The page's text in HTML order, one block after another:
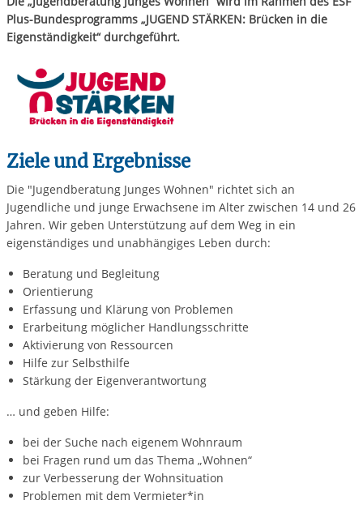
Plus-Bundesprogramms „JUGEND STÄRKEN: Brücken in die
Eigenständigkeit“ durchgeführt.
Ziele und Ergebnisse
Die "Jugendberatung Junges Wohnen" richtet sich an
Jugendliche und junge Erwachsene im Alter zwischen 14 und 26
Jahren. Wir geben Unterstützung auf dem Weg in ein
eigenständiges und unabhängiges Leben durch:
Beratung und Begleitung
Orientierung
Erfassung und Klärung von Problemen
Erarbeitung möglicher Handlungsschritte
Aktivierung von Ressourcen
Hilfe zur Selbsthilfe
Stärkung der Eigenverantwortung
… und geben Hilfe:
bei der Suche nach eigenem Wohnraum
bei Fragen rund um das Thema „Wohnen“
zur Verbesserung der Wohnsituation
Problemen mit dem Vermieter*in